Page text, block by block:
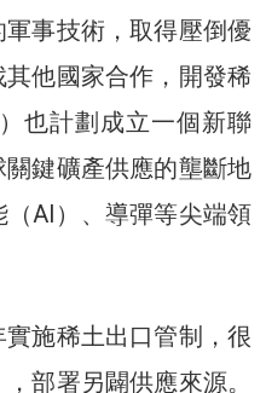
事技術，取得壓倒優
他國家合作，開發稀
也計劃成立一個新聯
鍵礦產供應的壟斷地
AI）、導彈等尖端領
施稀土出口管制，很
部署另闢供應來源。